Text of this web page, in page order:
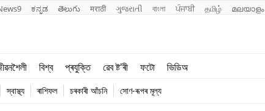
ಕನ್ನಡ తెలుగు मराठी ગુજરાતી বাংলা ਪੰਜਾਬੀ தமிழ் മലയാളം
বিশ্ব প্ৰযুক্তি ৱেব ষ্ট'ৰী ফটো ভিডিঅ
খেল
স্বাস্থ্য ৰাশিফল চৰকাৰী আঁচনি সোণ-ৰূপৰ মূল্য